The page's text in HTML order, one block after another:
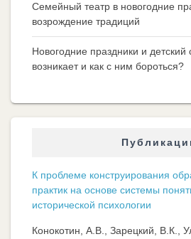
Семейный театр в новогодние
возрождение традиций
Новогодние праздники и детский
возникает и как с ним бороться?
К проблеме конструирования
практик на основе системы
исторической психологии
Конокотин, А.В., Зарецкий, В.К.,